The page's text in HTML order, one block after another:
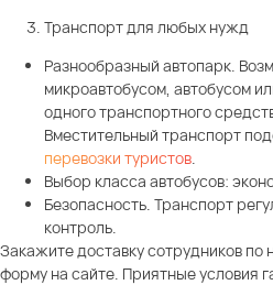
Транспорт для любых нужд
Разнообразный автопарк.
микроавтобусом, автобусом
одного транспортного
Вместительный транспорт
перевозки туристов.
Выбор класса автобусов:
Безопасность. Транспорт
контроль.
Закажите доставку сотрудников по
форму на сайте. Приятные условия